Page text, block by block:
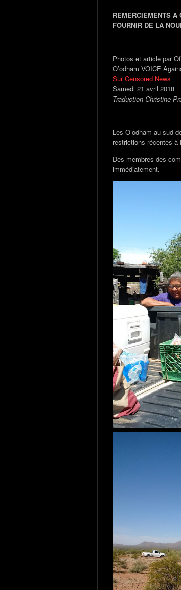
REMERCIEMENTS A
FOURNIR DE LA
Photos et article par
O’odham VOICE
Sur Censored News
Samedi 21 avril 2018
Traduction Christine
Les O’odham au sud
restrictions récentes à
Des membres des
immédiatement.